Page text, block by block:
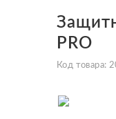
ТОВАРЫ ДЛЯ
PRO
Код товара: